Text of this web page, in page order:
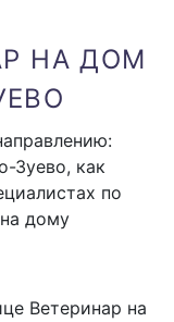
НА ДОМ
Зуево, как
по
дому
Ветеринар на